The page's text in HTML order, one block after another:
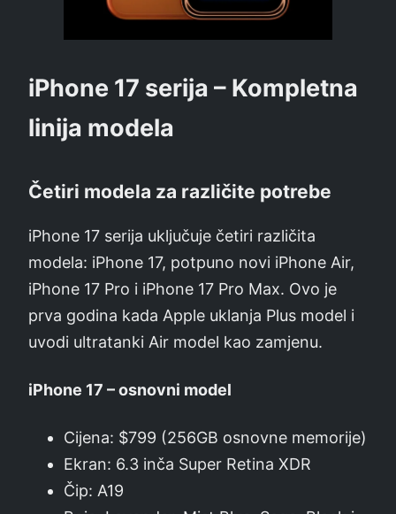
iPhone 17 serija – Kompletna
linija modela
Četiri modela za različite potrebe
iPhone 17 serija uključuje četiri različita
modela: iPhone 17, potpuno novi iPhone Air,
iPhone 17 Pro i iPhone 17 Pro Max. Ovo je
prva godina kada Apple uklanja Plus model i
uvodi ultratanki Air model kao zamjenu.
iPhone 17 – osnovni model
Cijena: $799 (256GB osnovne memorije)
Ekran: 6.3 inča Super Retina XDR
Čip: A19